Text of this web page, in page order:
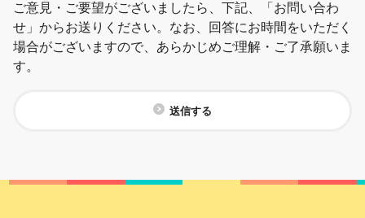
ご意見・ご要望がございましたら、下記、「お問い合わ
せ」からお送りください。なお、回答にお時間をいただく
場合がございますので、あらかじめご理解・ご了承願いま
す。
送信する